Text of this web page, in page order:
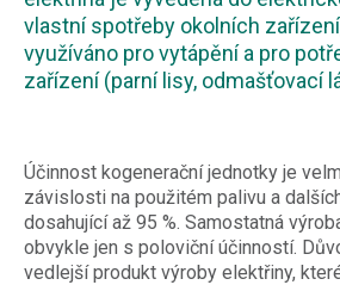
vlastní spotřeby okolních
využíváno pro vytápění a pro
zařízení (parní lisy, odmašťovací
Účinnost kogenerační jednotky je
závislosti na použitém palivu a
dosahující až 95 %. Samostatná
obvykle jen s poloviční účinností.
vedlejší produkt výroby elektřiny,